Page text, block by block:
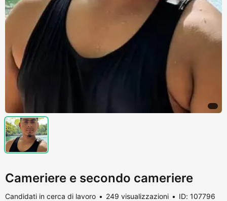
Cameriere e secondo cameriere
Candidati in cerca di lavoro 249 visualizzazioni ID: 107796